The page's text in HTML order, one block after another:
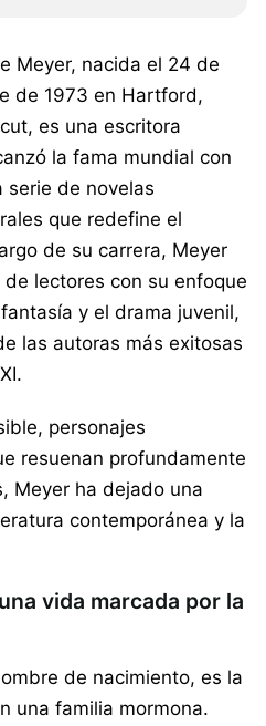
Meyer, nacida el 24 de
de 1973 en Hartford,
es una escritora
la fama mundial con
serie de novelas
que redefine el
de su carrera, Meyer
lectores con su enfoque
y el drama juvenil,
las autoras más exitosas
personajes
resuenan profundamente
Meyer ha dejado una
contemporánea y la
vida marcada por la
de nacimiento, es la
una familia mormona.